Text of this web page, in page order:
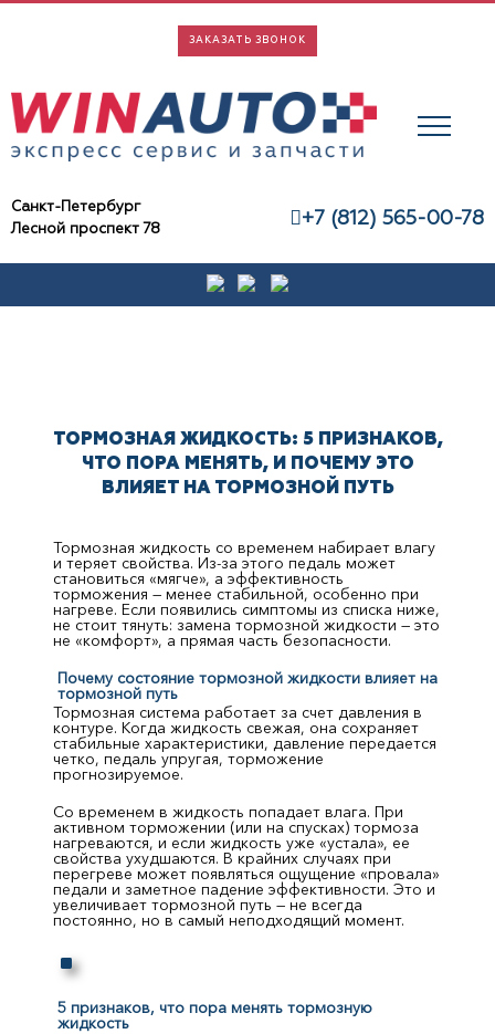
Skip
ЗАКАЗАТЬ ЗВОНОК
Санкт-Петербург
Лесной проспект 78
+7 (812) 565-00-78
ТОРМОЗНАЯ ЖИДКОСТЬ: 5 ПРИЗНАКОВ,
ЧТО ПОРА МЕНЯТЬ, И ПОЧЕМУ ЭТО
ВЛИЯЕТ НА ТОРМОЗНОЙ ПУТЬ
Тормозная жидкость со временем набирает влагу
и теряет свойства. Из-за этого педаль может
становиться «мягче», а эффективность
торможения — менее стабильной, особенно при
нагреве. Если появились симптомы из списка ниже,
не стоит тянуть: замена тормозной жидкости — это
не «комфорт», а прямая часть безопасности.
Почему состояние тормозной жидкости влияет на
тормозной путь
Тормозная система работает за счет давления в
контуре. Когда жидкость свежая, она сохраняет
стабильные характеристики, давление передается
четко, педаль упругая, торможение
прогнозируемое.
Со временем в жидкость попадает влага. При
активном торможении (или на спусках) тормоза
нагреваются, и если жидкость уже «устала», ее
свойства ухудшаются. В крайних случаях при
перегреве может появляться ощущение «провала»
педали и заметное падение эффективности. Это и
увеличивает тормозной путь — не всегда
постоянно, но в самый неподходящий момент.
5 признаков, что пора менять тормозную
жидкость